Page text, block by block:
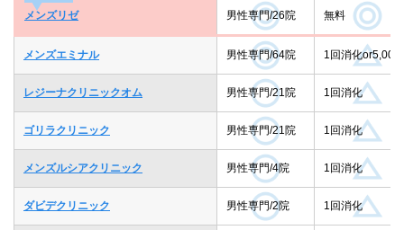
メンズリゼ
男性専門/26院 無料
メンズエミナル 男性専門/64院 1回消化or5,000
レジーナクリニックオム 男性専門/21院 1回消化
ゴリラクリニック 男性専門/21院 1回消化
メンズルシアクリニック 男性専門/4院 1回消化
ダビデクリニック 男性専門/2院 1回消化